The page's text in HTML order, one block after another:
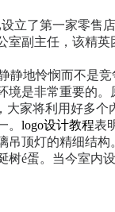
立了第一家零售
室副主任，该精英
静地怜悯而不是
境是非常重要的
大家将利用好多
。 logo设计教程表
吊顶灯的精细结
树é蛋。当今室内